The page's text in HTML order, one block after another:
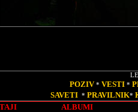
POZIV * VESTI *
SAVETI * PRAVILNIK*
ALBUMI